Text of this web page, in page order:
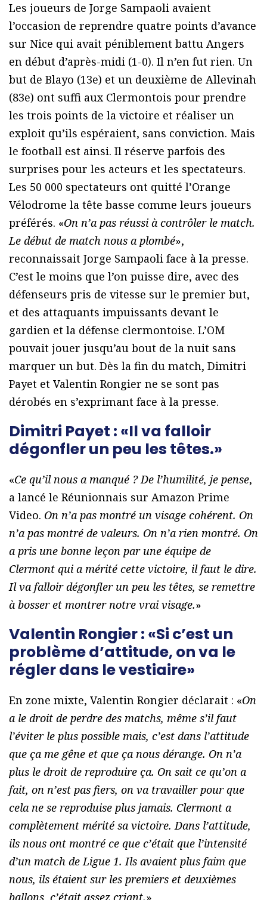
Les joueurs de Jorge Sampaoli avaient
l’occasion de reprendre quatre points d’avance
sur Nice qui avait péniblement battu Angers
en début d’après-midi (1-0). Il n’en fut rien. Un
but de Blayo (13e) et un deuxième de Allevinah
(83e) ont suffi aux Clermontois pour prendre
les trois points de la victoire et réaliser un
exploit qu’ils espéraient, sans conviction. Mais
le football est ainsi. Il réserve parfois des
surprises pour les acteurs et les spectateurs.
Les 50 000 spectateurs ont quitté l’Orange
Vélodrome la tête basse comme leurs joueurs
préférés. «On n’a pas réussi à contrôler le match.
Le début de match nous a plombé»,
reconnaissait Jorge Sampaoli face à la presse.
C’est le moins que l’on puisse dire, avec des
défenseurs pris de vitesse sur le premier but,
et des attaquants impuissants devant le
gardien et la défense clermontoise. L’OM
pouvait jouer jusqu’au bout de la nuit sans
marquer un but. Dès la fin du match, Dimitri
Payet et Valentin Rongier ne se sont pas
dérobés en s’exprimant face à la presse.
Dimitri Payet : «Il va falloir
dégonfler un peu les têtes.»
«Ce qu’il nous a manqué ? De l’humilité, je pense,
a lancé le Réunionnais sur Amazon Prime
Video. On n’a pas montré un visage cohérent. On
n’a pas montré de valeurs. On n’a rien montré. On
a pris une bonne leçon par une équipe de
Clermont qui a mérité cette victoire, il faut le dire.
Il va falloir dégonfler un peu les têtes, se remettre
à bosser et montrer notre vrai visage.»
Valentin Rongier : «Si c’est un
problème d’attitude, on va le
régler dans le vestiaire»
En zone mixte, Valentin Rongier déclarait : «On
a le droit de perdre des matchs, même s’il faut
l’éviter le plus possible mais, c’est dans l’attitude
que ça me gêne et que ça nous dérange. On n’a
plus le droit de reproduire ça. On sait ce qu’on a
fait, on n’est pas fiers, on va travailler pour que
cela ne se reproduise plus jamais. Clermont a
complètement mérité sa victoire. Dans l’attitude,
ils nous ont montré ce que c’était que l’intensité
d’un match de Ligue 1. Ils avaient plus faim que
nous, ils étaient sur les premiers et deuxièmes